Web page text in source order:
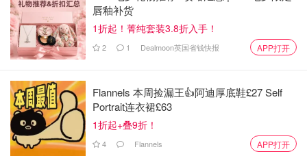
⚠️晚餐需要预定 每一道菜都很好吃，还有Omakase，我以
为这种全包酒店的饭菜和之前Hyatt的一样，意思意思那
唇釉补货
1折起！菁纯套装3.8折入手！
2 1 Dealmoon英国省钱快报 APP打开
Flannels 本周捡漏王👍阿迪厚底鞋£27 Self
Portrait连衣裙£63
1折起+叠9折！
4 Flannels APP打开